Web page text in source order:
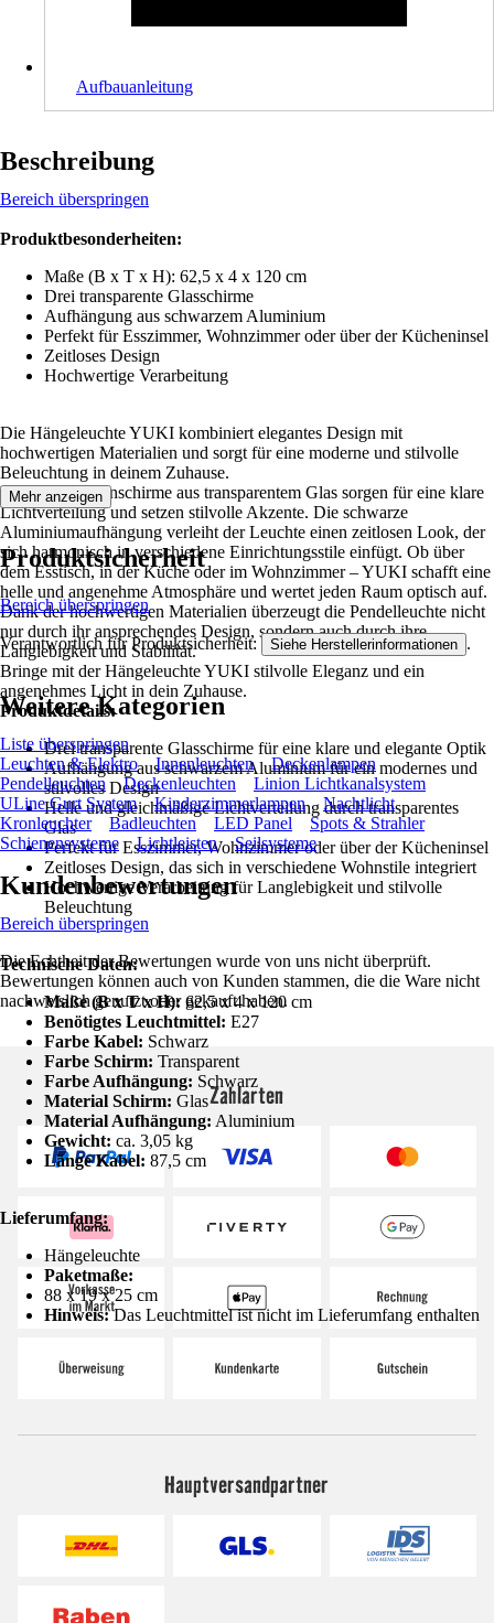
Aufbauanleitung
Beschreibung
Bereich überspringen
Produktbesonderheiten:
Maße (B x T x H): 62,5 x 4 x 120 cm
Drei transparente Glasschirme
Aufhängung aus schwarzem Aluminium
Perfekt für Esszimmer, Wohnzimmer oder über der Kücheninsel
Zeitloses Design
Hochwertige Verarbeitung
Die Hängeleuchte YUKI kombiniert elegantes Design mit
hochwertigen Materialien und sorgt für eine moderne und stilvolle
Beleuchtung in deinem Zuhause.
Die drei Lampenschirme aus transparentem Glas sorgen für eine klare
Lichtverteilung und setzen stilvolle Akzente. Die schwarze
Aluminiumaufhängung verleiht der Leuchte einen zeitlosen Look, der
sich harmonisch in verschiedene Einrichtungsstile einfügt. Ob über
dem Esstisch, in der Küche oder im Wohnzimmer – YUKI schafft eine
helle und angenehme Atmosphäre und wertet jeden Raum optisch auf.
Dank der hochwertigen Materialien überzeugt die Pendelleuchte nicht
nur durch ihr ansprechendes Design, sondern auch durch ihre
Langlebigkeit und Stabilität.
Bringe mit der Hängeleuchte YUKI stilvolle Eleganz und ein
angenehmes Licht in dein Zuhause.
Produktdetails:
Drei transparente Glasschirme für eine klare und elegante Optik
Aufhängung aus schwarzem Aluminium für ein modernes und
stilvolles Design
Helle und gleichmäßige Lichtverteilung durch transparentes
Glas
Perfekt für Esszimmer, Wohnzimmer oder über der Kücheninsel
Zeitloses Design, das sich in verschiedene Wohnstile integriert
Hochwertige Verarbeitung für Langlebigkeit und stilvolle
Beleuchtung
Technische Daten:
Maße (B x T x H):62,5 x 4 x 120 cm
Benötigtes Leuchtmittel: E27
Farbe Kabel: Schwarz
Farbe Schirm: Transparent
Farbe Aufhängung: Schwarz
Material Schirm: Glas
Material Aufhängung: Aluminium
Gewicht: ca. 3,05 kg
Länge Kabel: 87,5 cm
Lieferumfang:
Hängeleuchte
Paketmaße:
88 x 19 x 25 cm
Hinweis:Das Leuchtmittel ist nicht im Lieferumfang enthalten
Mehr anzeigen
Produktsicherheit
Bereich überspringen
Verantwortlich für Produktsicherheit: Siehe Herstellerinformationen .
Weitere Kategorien
Liste überspringen
Leuchten & Elektro
Innenleuchten
Deckenlampen
Pendelleuchten
Deckenleuchten
Linion Lichtkanalsystem
ULine Gurt System
Kinderzimmerlampen
Nachtlicht
Kronleuchter
Badleuchten LED Panel
Spots & Strahler
Schienensysteme
Lichtleisten Seilsysteme
Kundenbewertungen
Bereich überspringen
Die Echtheit der Bewertungen wurde von uns nicht überprüft.
Bewertungen können auch von Kunden stammen, die die Ware nicht
nachweislich genutzt oder gekauft haben.
Zahlarten
Hauptversandpartner